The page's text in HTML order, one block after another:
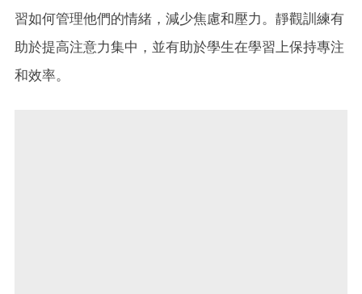
習如何管理他們的情緒，減少焦慮和壓力。靜觀訓練有
助於提高注意力集中，並有助於學生在學習上保持專注
和效率。